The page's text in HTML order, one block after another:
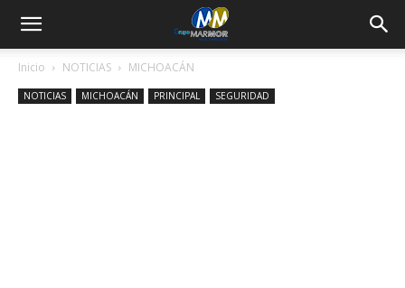
Inicio NOTICIAS MICHOACÁN
NOTICIAS MICHOACÁN PRINCIPAL SEGURIDAD